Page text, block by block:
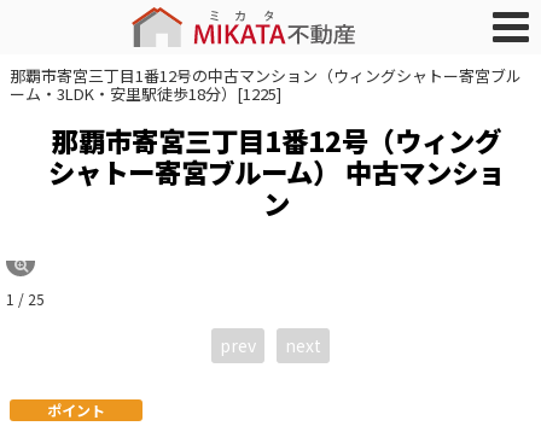
那覇市寄宮三丁目1番12号の中古マンション（ウィングシャトー寄宮ブル
ーム・3LDK・安里駅徒歩18分）[1225]
那覇市寄宮三丁目1番12号（ウィング
シャトー寄宮ブルーム） 中古マンショ
ン
1 / 25
prev next
ポイント